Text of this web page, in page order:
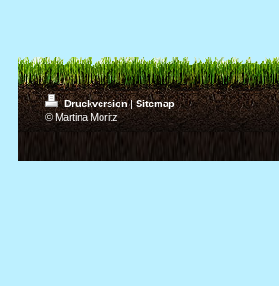
Druckversion| Sitemap
© Martina Moritz